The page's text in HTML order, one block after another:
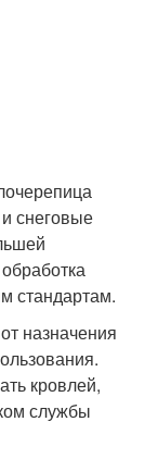
снеговые
стандартам.
назначения
кровлей,
службы